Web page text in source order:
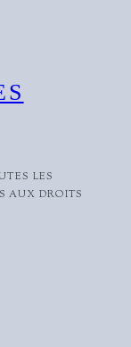
LES
AUX DROITS